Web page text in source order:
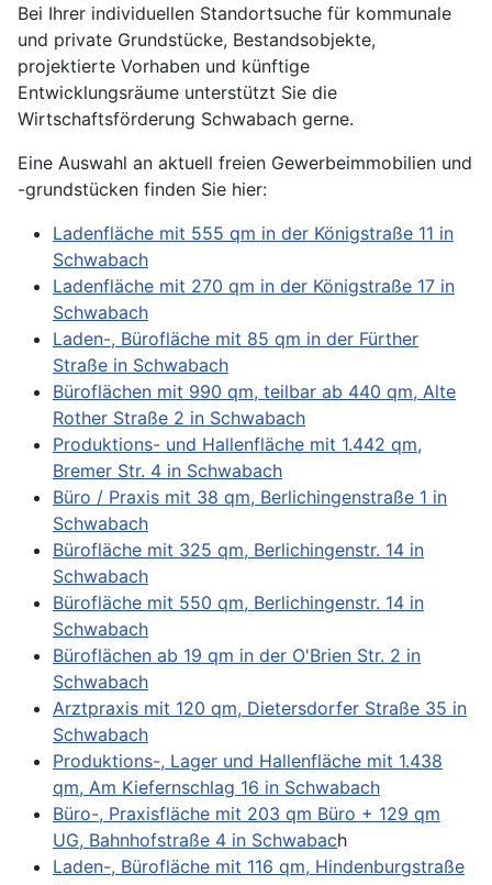
Bei Ihrer individuellen Standortsuche für kommunale
und private Grundstücke, Bestandsobjekte,
projektierte Vorhaben und künftige
Entwicklungsräume unterstützt Sie die
Wirtschaftsförderung Schwabach gerne.
Eine Auswahl an aktuell freien Gewerbeimmobilien und
-grundstücken finden Sie hier:
Ladenfläche mit 555 qm in der Königstraße 11 in
Schwabach
Ladenfläche mit 270 qm in der Königstraße 17 in
Schwabach
Laden-, Bürofläche mit 85 qm in der Fürther
Straße in Schwabach
Büroflächen mit 990 qm, teilbar ab 440 qm, Alte
Rother Straße 2 in Schwabach
Produktions- und Hallenfläche mit 1.442 qm,
Bremer Str. 4 in Schwabach
Büro / Praxis mit 38 qm, Berlichingenstraße 1 in
Schwabach
Bürofläche mit 325 qm, Berlichingenstr. 14 in
Schwabach
Bürofläche mit 550 qm, Berlichingenstr. 14 in
Schwabach
Büroflächen ab 19 qm in der O'Brien Str. 2 in
Schwabach
Arztpraxis mit 120 qm, Dietersdorfer Straße 35 in
Schwabach
Produktions-, Lager und Hallenfläche mit 1.438
qm, Am Kiefernschlag 16 in Schwabach
Büro-, Praxisfläche mit 203 qm Büro + 129 qm
UG, Bahnhofstraße 4 in Schwabach
Laden-, Bürofläche mit 116 qm, Hindenburgstraße